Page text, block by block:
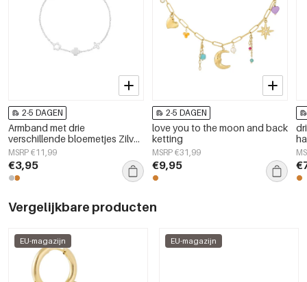
2-5 DAGEN
Armband met drie
verschillende bloemetjes Zilver
Stainless Steel
MSRP €11,99
€3,95
2-5 DAGEN
love you to the moon and back
ketting
MSRP €31,99
€9,95
Vergelijkbare producten
EU-magazijn EU-magazijn